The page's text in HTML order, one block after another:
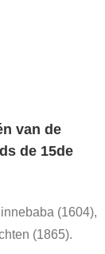
van de
de 15de
(1604),
(1865).